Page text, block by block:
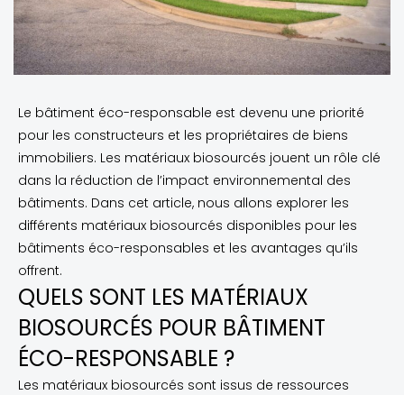
Le bâtiment éco-responsable est devenu une priorité
pour les constructeurs et les propriétaires de biens
immobiliers. Les matériaux biosourcés jouent un rôle clé
dans la réduction de l’impact environnemental des
bâtiments. Dans cet article, nous allons explorer les
différents matériaux biosourcés disponibles pour les
bâtiments éco-responsables et les avantages qu’ils
offrent.
QUELS SONT LES MATÉRIAUX
BIOSOURCÉS POUR BÂTIMENT
ÉCO-RESPONSABLE ?
Les matériaux biosourcés sont issus de ressources